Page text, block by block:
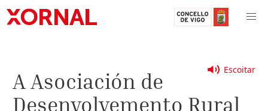
Escoitar
A Asociación de
Desenvolvemento Rural